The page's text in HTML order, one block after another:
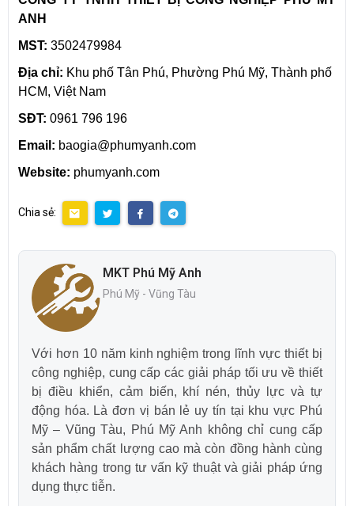
ANH
MST: 3502479984
Địa chỉ: Khu phố Tân Phú, Phường Phú Mỹ, Thành phố
HCM, Việt Nam
SĐT: 0961 796 196
Email: baogia@phumyanh.com
Website: phumyanh.com
Chia sẻ:
MKT Phú Mỹ Anh
Phú Mỹ - Vũng Tàu
Với hơn 10 năm kinh nghiệm trong lĩnh vực thiết bị
công nghiệp, cung cấp các giải pháp tối ưu về thiết
bị điều khiển, cảm biến, khí nén, thủy lực và tự
động hóa. Là đơn vị bán lẻ uy tín tại khu vực Phú
Mỹ – Vũng Tàu, Phú Mỹ Anh không chỉ cung cấp
sản phẩm chất lượng cao mà còn đồng hành cùng
khách hàng trong tư vấn kỹ thuật và giải pháp ứng
dụng thực tiễn.